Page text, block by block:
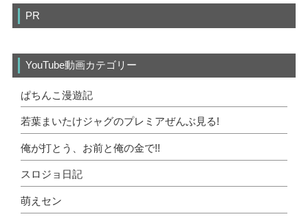
PR
YouTube動画カテゴリー
ぱちんこ漫遊記
若葉まいたけジャグのプレミアぜんぶ見る!
俺が打とう、お前と俺の金で!!
スロジョ日記
萌えセン